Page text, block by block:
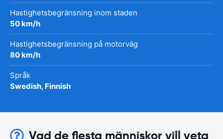
Hastighetsbegränsning inom staden
50 km/h
Hastighetsbegränsning på motorväg
80 km/h
Språk
Swedish, Finnish
Vad de flesta människor vill veta